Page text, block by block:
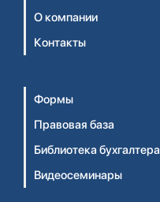
О компании
Контакты
Формы
Правовая база
Библиотека бухгалтера
Видеосеминары